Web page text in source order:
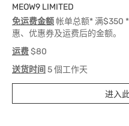
MEOW9 LIMITED
免运费金额帐单总额* 满$350
惠、优惠券及运费后的金额。
运费$80
送货时间 5 個工作天
进入